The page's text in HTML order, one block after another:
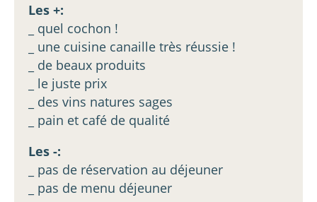
Les +:
_ quel cochon !
_ une cuisine canaille très réussie !
_ de beaux produits
_ le juste prix
_ des vins natures sages
_ pain et café de qualité
Les -:
_ pas de réservation au déjeuner
_ pas de menu déjeuner